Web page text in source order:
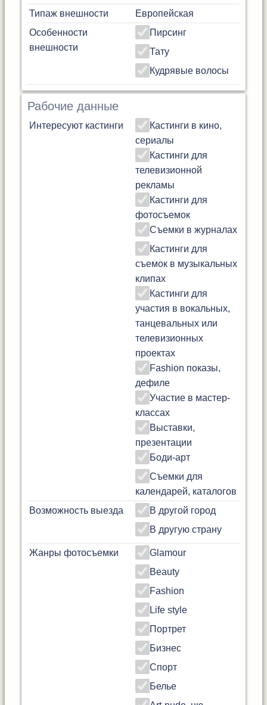
Типаж внешности
Европейская
Особенности
внешности
Пирсинг
Тату
Кудрявые волосы
Рабочие данные
Интересуют кастинги
Кастинги в кино,
сериалы
Кастинги для
телевизионной
рекламы
Кастинги для
фотосъемок
Съемки в журналах
Кастинги для
съемок в музыкальных
клипах
Кастинги для
участия в вокальных,
танцевальных или
телевизионных
проектах
Fashion показы,
дефиле
Участие в мастер-
классах
Выставки,
презентации
Боди-арт
Съемки для
календарей, каталогов
Возможность выезда
В другой город
В другую страну
Жанры фотосъемки
Glamour
Beauty
Fashion
Life style
Портрет
Бизнес
Спорт
Белье